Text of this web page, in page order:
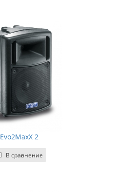
Evo2MaxX 2
В сравнение